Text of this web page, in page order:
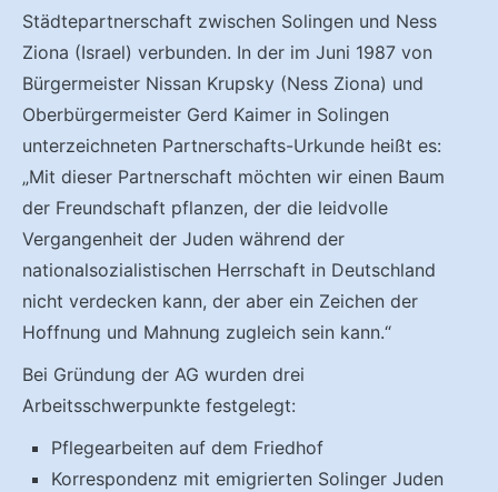
Städtepartnerschaft zwischen Solingen und Ness
Ziona (Israel) verbunden. In der im Juni 1987 von
Bürgermeister Nissan Krupsky (Ness Ziona) und
Oberbürgermeister Gerd Kaimer in Solingen
unterzeichneten Partnerschafts-Urkunde heißt es:
„Mit dieser Partnerschaft möchten wir einen Baum
der Freundschaft pflanzen, der die leidvolle
Vergangenheit der Juden während der
nationalsozialistischen Herrschaft in Deutschland
nicht verdecken kann, der aber ein Zeichen der
Hoffnung und Mahnung zugleich sein kann.“
Bei Gründung der AG wurden drei
Arbeitsschwerpunkte festgelegt:
Pflegearbeiten auf dem Friedhof
Korrespondenz mit emigrierten Solinger Juden